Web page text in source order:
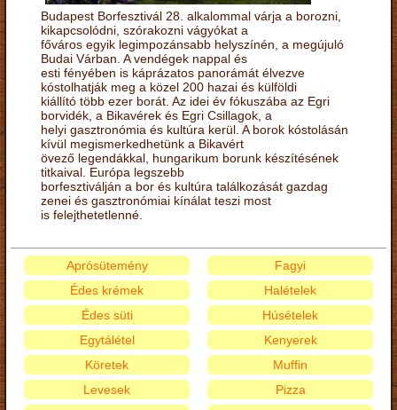
Budapest Borfesztivál 28. alkalommal várja a borozni,
kikapcsolódni, szórakozni vágyókat a
főváros egyik legimpozánsabb helyszínén, a megújuló
Budai Várban. A vendégek nappal és
esti fényében is káprázatos panorámát élvezve
kóstolhatják meg a közel 200 hazai és külföldi
kiállító több ezer borát. Az idei év fókuszába az Egri
borvidék, a Bikavérek és Egri Csillagok, a
helyi gasztronómia és kultúra kerül. A borok kóstolásán
kívül megismerkedhetünk a Bikavért
övező legendákkal, hungarikum borunk készítésének
titkaival. Európa legszebb
borfesztiválján a bor és kultúra találkozását gazdag
zenei és gasztronómiai kínálat teszi most
is felejthetetlenné.
Aprósütemény
Édes krémek
Édes süti
Egytálétel
Fagyi
Halételek
Húsételek
Kenyerek
Köretek
Levesek
Muffin
Pizza